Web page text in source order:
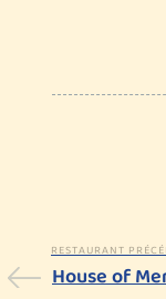
RESTAURANT
House of